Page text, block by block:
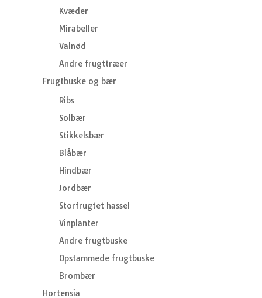
Kvæder
Mirabeller
Valnød
Andre frugttræer
Frugtbuske og bær
Ribs
Solbær
Stikkelsbær
Blåbær
Hindbær
Jordbær
Storfrugtet hassel
Vinplanter
Andre frugtbuske
Opstammede frugtbuske
Brombær
Hortensia